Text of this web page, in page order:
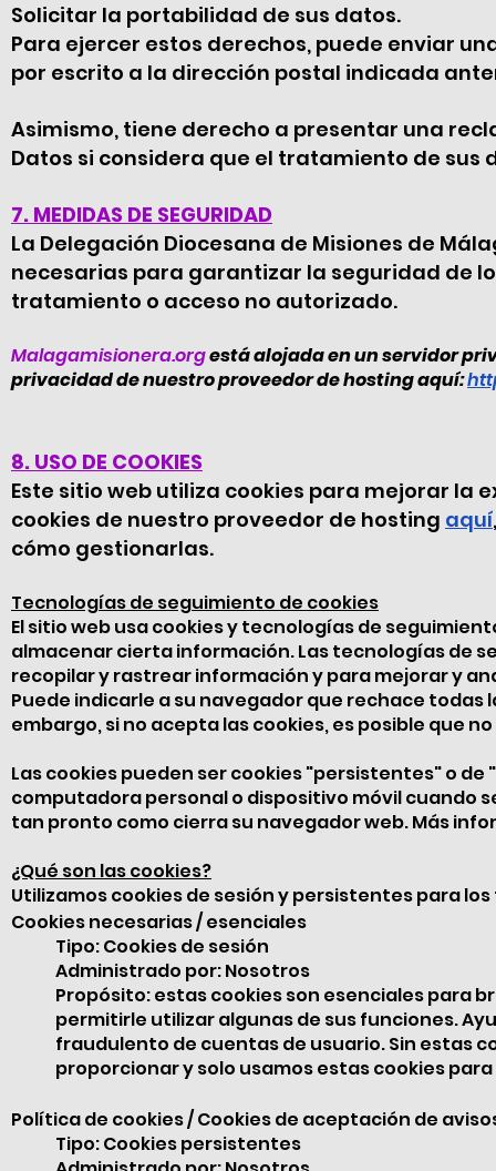
Solicitar la portabilidad de sus datos.
Para ejercer estos derechos, puede enviar
por escrito a la dirección postal indicada
Asimismo, tiene derecho a presentar una
Datos si considera que el tratamiento de
7. MEDIDAS DE SEGURIDAD
La Delegación Diocesana de Misiones de
necesarias para garantizar la seguridad de
tratamiento o acceso no autorizado.
Malagamisionera.orgestá alojada en un servidor
privacidad de nuestro proveedor de hosting aquí:
8. USO DE COOKIES
Este sitio web utiliza cookies para mejorar la
cookies de nuestro proveedor de hosting aquí
cómo gestionarlas.
Tecnologías de seguimiento de cookies
El sitio web usa cookies y tecnologías de
almacenar cierta información. Las tecnologías de
recopilar y rastrear información y para mejorar y
Puede indicarle a su navegador que rechace todas
embargo, si no acepta las cookies, es posible que
Las cookies pueden ser cookies "persistentes" o
computadora personal o dispositivo móvil cuando
tan pronto como cierra su navegador web. Más
¿Qué son las cookies?
Utilizamos cookies de sesión y persistentes para
Cookies necesarias / esenciales
Tipo: Cookies de sesión
Administrado por: Nosotros
Propósito: estas cookies son esenciales para
permitirle utilizar algunas de sus funciones.
fraudulento de cuentas de usuario. Sin estas
proporcionar y solo usamos estas cookies
Política de cookies / Cookies de aceptación de
Tipo: Cookies persistentes